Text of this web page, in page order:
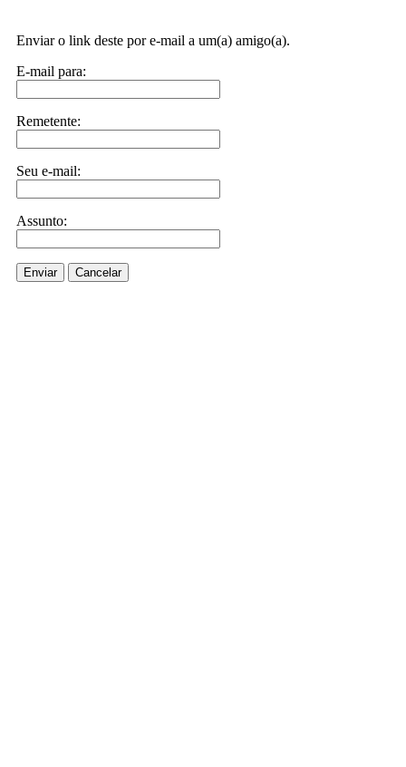
Enviar o link deste por e-mail a um(a) amigo(a).
E-mail para:
Remetente:
Seu e-mail:
Assunto:
Enviar Cancelar